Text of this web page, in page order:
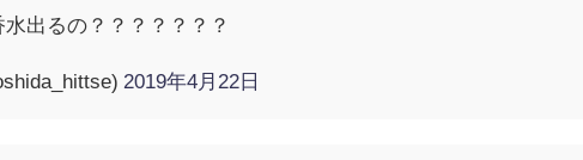
出るの？？？？？？？
2019年4月22日